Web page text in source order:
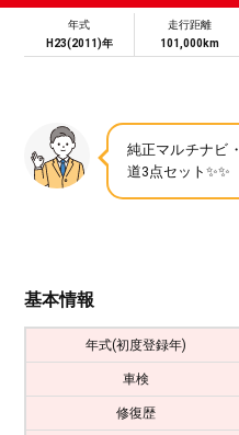
年式
H23(2011)年
走行距離
101,000km
純正マルチナビ
道3点セット✨✨
基本情報
年式(初度登録年)
車検
修復歴